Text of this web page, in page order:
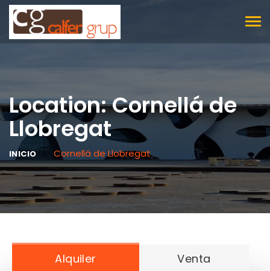
Location: Cornellá de
Llobregat
INICIO Cornellá de Llobregat
Alquiler Venta